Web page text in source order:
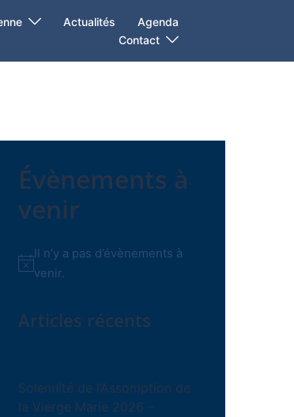
Actualités
Agenda
Contact
Évènements à
venir
Notice
Il n’y a pas d’évènements à
venir.
Articles récents
Solennité de l’Assomption de
la Vierge Marie 2026 –